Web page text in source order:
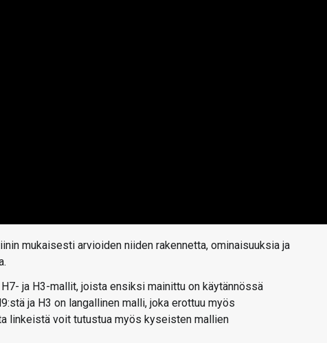
mukaisesti arvioiden niiden rakennetta, ominaisuuksia ja
ja H3-mallit, joista ensiksi mainittu on käytännössä
ja H3 on langallinen malli, joka erottuu myös
linkeistä voit tutustua myös kyseisten mallien